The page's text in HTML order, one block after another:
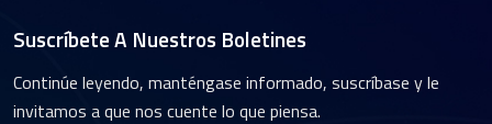
Suscríbete A Nuestros Boletines
Continúe leyendo, manténgase informado, suscríbase y le
invitamos a que nos cuente lo que piensa.